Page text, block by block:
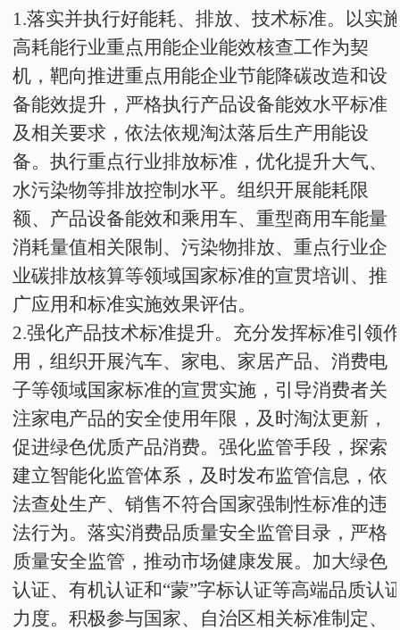
1.落实并执行好能耗、排放、技术标准。以实
高耗能行业重点用能企业能效核查工作为契
机，靶向推进重点用能企业节能降碳改造和设
备能效提升，严格执行产品设备能效水平标准
及相关要求，依法依规淘汰落后生产用能设
备。执行重点行业排放标准，优化提升大气、
水污染物等排放控制水平。组织开展能耗限
额、产品设备能效和乘用车、重型商用车能量
消耗量值相关限制、污染物排放、重点行业企
业碳排放核算等领域国家标准的宣贯培训、推
广应用和标准实施效果评估。
2.强化产品技术标准提升。充分发挥标准引领
用，组织开展汽车、家电、家居产品、消费电
子等领域国家标准的宣贯实施，引导消费者关
注家电产品的安全使用年限，及时淘汰更新，
促进绿色优质产品消费。强化监管手段，探索
建立智能化监管体系，及时发布监管信息，依
法查处生产、销售不符合国家强制性标准的违
法行为。落实消费品质量安全监管目录，严格
质量安全监管，推动市场健康发展。加大绿色
认证、有机认证和“蒙”字标认证等高端品质认
力度。积极参与国家、自治区相关标准制定、